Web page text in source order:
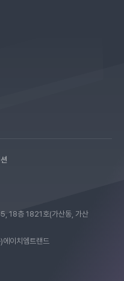
18층 1821호(가산동, 가산
이치엠트랜드